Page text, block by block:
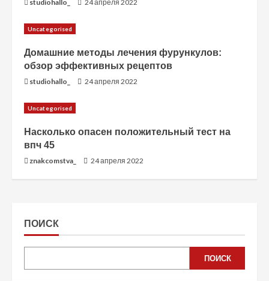
studiohallo_ 24 апреля 2022
Uncategorised
Домашние методы лечения фурункулов:
обзор эффективных рецептов
studiohallo_ 24 апреля 2022
Uncategorised
Насколько опасен положительный тест на
впч 45
znakcomstva_ 24 апреля 2022
ПОИСК
ПОИСК